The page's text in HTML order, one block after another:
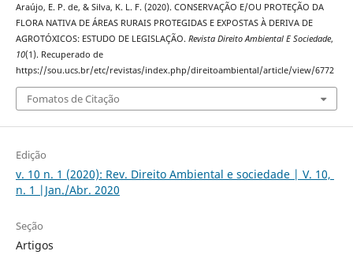
Araújo, E. P. de, & Silva, K. L. F. (2020). CONSERVAÇÃO E/OU PROTEÇÃO DA
FLORA NATIVA DE ÁREAS RURAIS PROTEGIDAS E EXPOSTAS À DERIVA DE
AGROTÓXICOS: ESTUDO DE LEGISLAÇÃO. Revista Direito Ambiental E Sociedade,
10(1). Recuperado de
https://sou.ucs.br/etc/revistas/index.php/direitoambiental/article/view/6772
Fomatos de Citação
Edição
v. 10 n. 1 (2020): Rev. Direito Ambiental e sociedade | V. 10,
n. 1 |Jan./Abr. 2020
Seção
Artigos